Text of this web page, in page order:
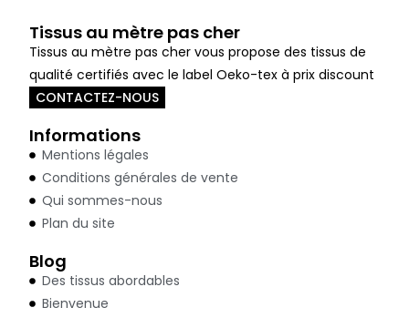
Tissus au mètre pas cher
Tissus au mètre pas cher vous propose des tissus de
qualité certifiés avec le label Oeko-tex à prix discount
CONTACTEZ-NOUS
Informations
Mentions légales
Conditions générales de vente
Qui sommes-nous
Plan du site
Blog
Des tissus abordables
Bienvenue